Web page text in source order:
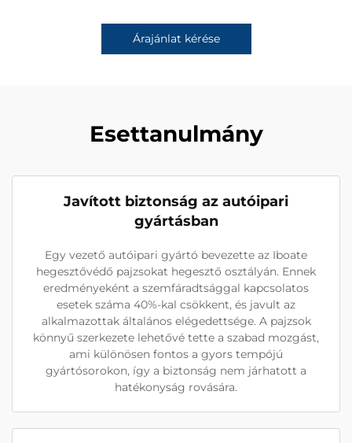
Árajánlat kérése
Esettanulmány
Javított biztonság az autóipari
gyártásban
Egy vezető autóipari gyártó bevezette az Iboate
hegesztővédő pajzsokat hegesztő osztályán. Ennek
eredményeként a szemfáradtsággal kapcsolatos
esetek száma 40%-kal csökkent, és javult az
alkalmazottak általános elégedettsége. A pajzsok
könnyű szerkezete lehetővé tette a szabad mozgást,
ami különösen fontos a gyors tempójú
gyártósorokon, így a biztonság nem járhatott a
hatékonyság rovására.